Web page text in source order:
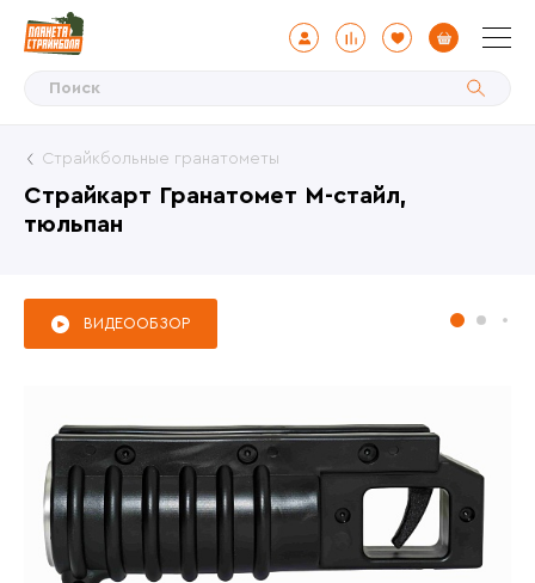
Страйкарт Гранатомет М-стайл,
тюльпан
Страйкбольные гранатометы
ВИДЕООБЗОР